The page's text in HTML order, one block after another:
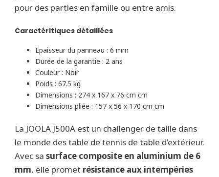
pour des parties en famille ou entre amis.
Caractéritiques détaillées
Epaisseur du panneau : 6 mm
Durée de la garantie : 2 ans
Couleur : Noir
Poids : 67.5 kg
Dimensions : 274 x 167 x 76 cm cm
Dimensions pliée : 157 x 56 x 170 cm cm
La JOOLA J500A est un challenger de taille dans
le monde des table de tennis de table d’extérieur.
Avec sa surface composite en aluminium de 6
mm, elle promet résistance aux intempéries